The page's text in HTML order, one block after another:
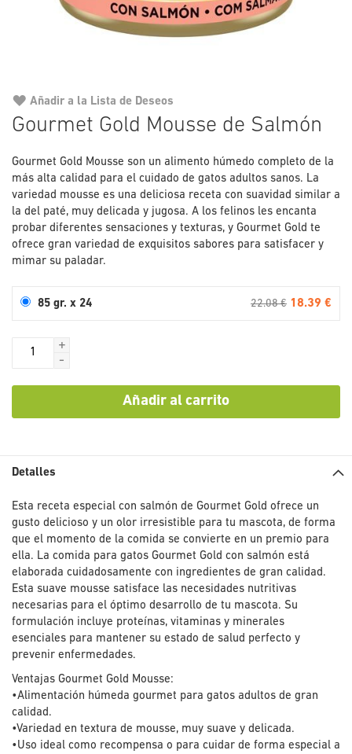
Gourmet Gold Mousse de Salmón
Gourmet Gold Mousse son un alimento húmedo completo de la
más alta calidad para el cuidado de gatos adultos sanos. La
variedad mousse es una deliciosa receta con suavidad similar a
la del paté, muy delicada y jugosa. A los felinos les encanta
probar diferentes sensaciones y texturas, y Gourmet Gold te
ofrece gran variedad de exquisitos sabores para satisfacer y
mimar su paladar.
85 gr. x 24 22.08 € 18.39 €
+
-
Añadir al carrito
Añadir a la Lista de Deseos
al
de
la
galería
de
imágenes
Detalles
Esta receta especial con salmón de Gourmet Gold ofrece un
gusto delicioso y un olor irresistible para tu mascota, de forma
que el momento de la comida se convierte en un premio para
ella. La comida para gatos Gourmet Gold con salmón está
elaborada cuidadosamente con ingredientes de gran calidad.
Esta suave mousse satisface las necesidades nutritivas
necesarias para el óptimo desarrollo de tu mascota. Su
formulación incluye proteínas, vitaminas y minerales
esenciales para mantener su estado de salud perfecto y
prevenir enfermedades.
Ventajas Gourmet Gold Mousse:
•Alimentación húmeda gourmet para gatos adultos de gran
calidad.
•Variedad en textura de mousse, muy suave y delicada.
•Uso ideal como recompensa o para cuidar de forma especial a